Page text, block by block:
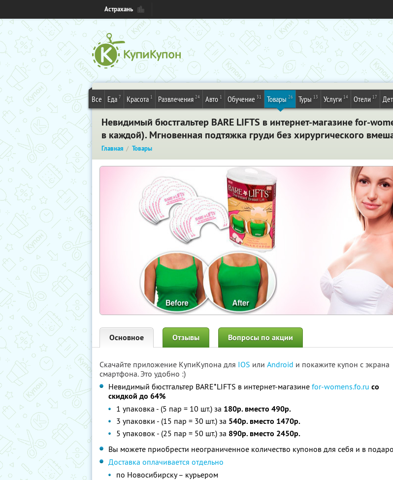
Астрахань
Все Еда 7 Красота 1 Развлечения 24 Авто 1 Обучение 31 Товары 26 Туры 13 Услуги 14 Отели 17
Невидимый бюстгальтер BARE LIFTS в интернет-магазине for-
в каждой). Мгновенная подтяжка груди без хирургического
Главная Товары
Основное Отзывы Вопросы по акции
Скачайте приложение КупиКупона для IOS или Android и покажите купон с экрана
смартфона. Это удобно :)
Невидимый бюстгальтер BARE*LIFTS в интернет-магазине for-womens.fo.ru со
скидкой до 64%
1 упаковка - (5 пар = 10 шт.) за 180р. вместо 490р.
3 упаковки - (15 пар = 30 шт.) за 540р. вместо 1470р.
5 упаковок - (25 пар = 50 шт.) за 890р. вместо 2450р.
Вы можете приобрести неограниченное количество купонов для себя и в
Доставка оплачивается отдельно
по Новосибирску – курьером